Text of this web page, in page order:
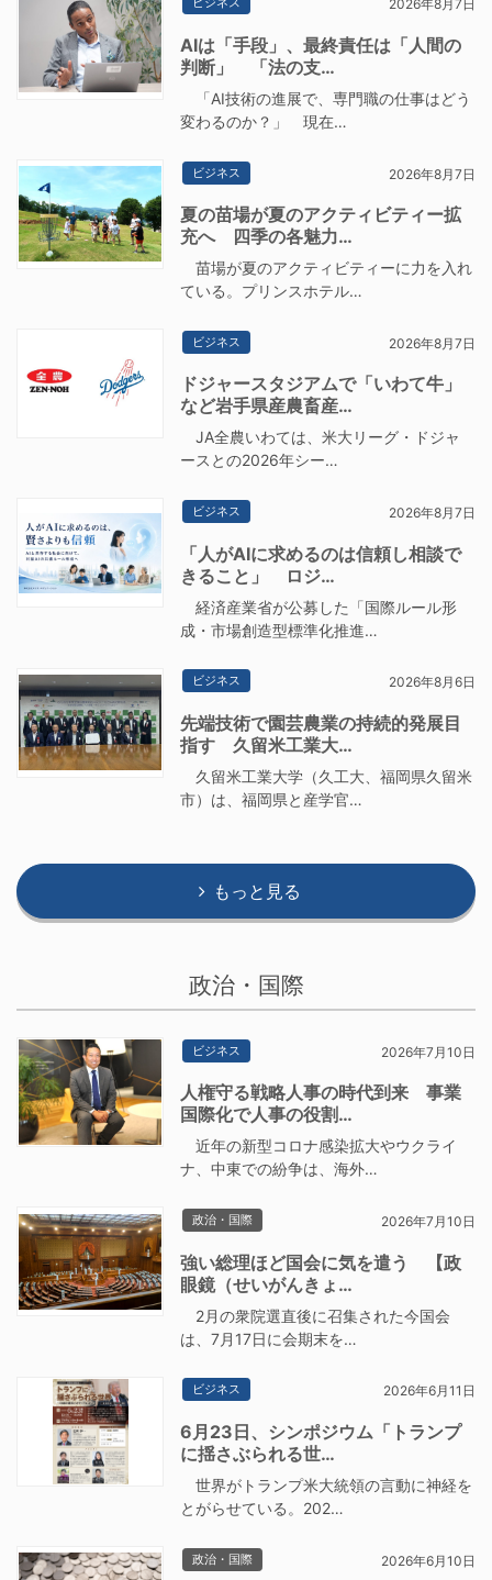
2026年8月7日
AIは「手段」、最終責任は「人間の
判断」 「法の支…
「AI技術の進展で、専門職の仕事はどう
変わるのか？」 現在…
ビジネス 2026年8月7日
夏の苗場が夏のアクティビティー拡
充へ 四季の各魅力…
苗場が夏のアクティビティーに力を入れ
ている。プリンスホテル…
ビジネス 2026年8月7日
ドジャースタジアムで「いわて牛」
など岩手県産農畜産…
JA全農いわては、米大リーグ・ドジャ
ースとの2026年シー…
ビジネス 2026年8月7日
「人がAIに求めるのは信頼し相談で
きること」 ロジ…
経済産業省が公募した「国際ルール形
成・市場創造型標準化推進…
ビジネス 2026年8月6日
先端技術で園芸農業の持続的発展目
指す 久留米工業大…
久留米工業大学（久工大、福岡県久留米
市）は、福岡県と産学官…
もっと見る
政治・国際
ビジネス 2026年7月10日
人権守る戦略人事の時代到来 事業
国際化で人事の役割…
近年の新型コロナ感染拡大やウクライ
ナ、中東での紛争は、海外…
政治・国際 2026年7月10日
強い総理ほど国会に気を遣う 【政
眼鏡（せいがんきょ…
2月の衆院選直後に召集された今国会
は、7月17日に会期末を…
ビジネス 2026年6月11日
6月23日、シンポジウム「トランプ
に揺さぶられる世…
世界がトランプ米大統領の言動に神経を
とがらせている。202…
政治・国際 2026年6月10日